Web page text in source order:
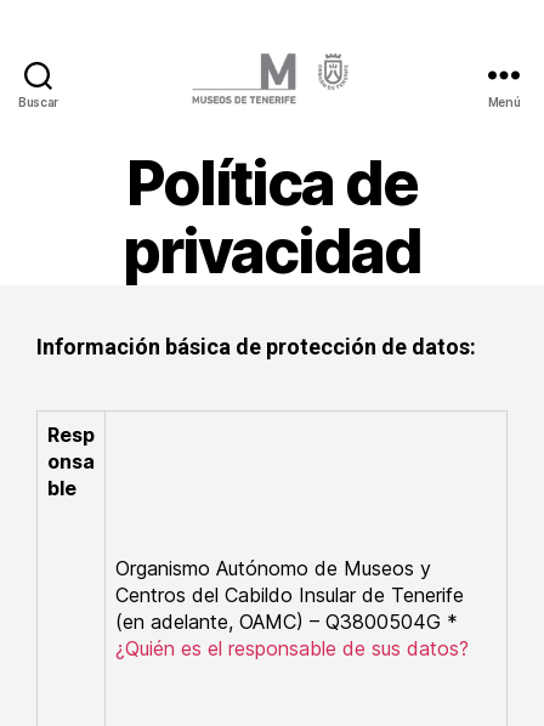
Buscar Menú
Política de
privacidad
Información básica de protección de datos:
Resp
onsa
ble
Organismo Autónomo de Museos y
Centros del Cabildo Insular de Tenerife
(en adelante, OAMC) – Q3800504G *
¿Quién es el responsable de sus datos?